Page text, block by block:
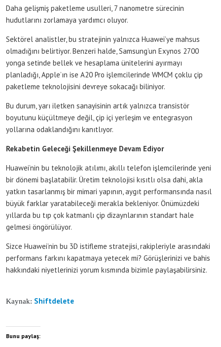
Daha gelişmiş paketleme usulleri, 7 nanometre sürecinin
hudutlarını zorlamaya yardımcı oluyor.
Sektörel analistler, bu stratejinin yalnızca Huawei’ye mahsus
olmadığını belirtiyor. Benzeri halde, Samsung’un Exynos 2700
yonga setinde bellek ve hesaplama ünitelerini ayırmayı
planladığı, Apple’ın ise A20 Pro işlemcilerinde WMCM çoklu çip
paketleme teknolojisini devreye sokacağı biliniyor.
Bu durum, yarı iletken sanayisinin artık yalnızca transistör
boyutunu küçültmeye değil, çip içi yerleşim ve entegrasyon
yollarına odaklandığını kanıtlıyor.
Rekabetin Geleceği Şekillenmeye Devam Ediyor
Huawei’nin bu teknolojik atılımı, akıllı telefon işlemcilerinde yeni
bir dönemi başlatabilir. Üretim teknolojisi kısıtlı olsa dahi, akla
yatkın tasarlanmış bir mimari yapının, aygıt performansında nasıl
büyük farklar yaratabileceği merakla bekleniyor. Önümüzdeki
yıllarda bu tıp çok katmanlı çip dizaynlarının standart hale
gelmesi öngörülüyor.
Sizce Huawei’nin bu 3D istifleme stratejisi, rakipleriyle arasındaki
performans farkını kapatmaya yetecek mi? Görüşlerinizi ve bahis
hakkındaki niyetlerinizi yorum kısmında bizimle paylaşabilirsiniz.
Kaynak: Shiftdelete
Bunu paylaş: